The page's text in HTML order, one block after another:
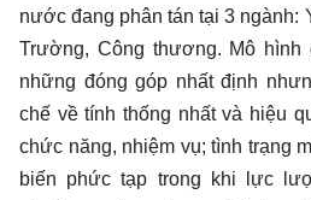
nước đang phân tán tại 3 ngành:
Trường, Công thương. Mô hình
những đóng góp nhất định
chế về tính thống nhất và hiệu
chức năng, nhiệm vụ; tình trạng
biến phức tạp trong khi lực